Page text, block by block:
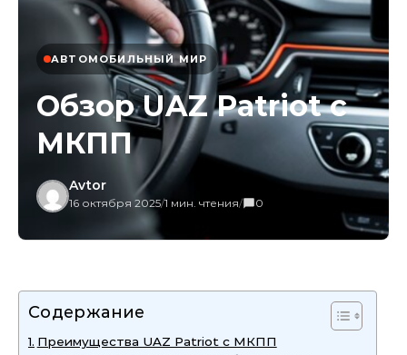
АВТОМОБИЛЬНЫЙ МИР
Обзор UAZ Patriot с
МКПП
Avtor
16 октября 2025/1 мин. чтения/ 0
Содержание
Преимущества UAZ Patriot с МКПП